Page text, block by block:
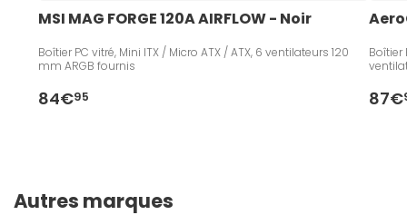
MSI MAG FORGE 120A AIRFLOW - Noir
Boîtier PC vitré, Mini ITX / Micro ATX / ATX, 6 ventilateurs 120
mm ARGB fournis
84€95
Boîtier
87€
Autres marques